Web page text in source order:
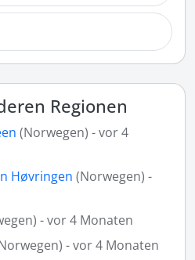
Regionen
(Norwegen) - vor 4
Høvringen (Norwegen) -
- vor 4 Monaten
- vor 4 Monaten